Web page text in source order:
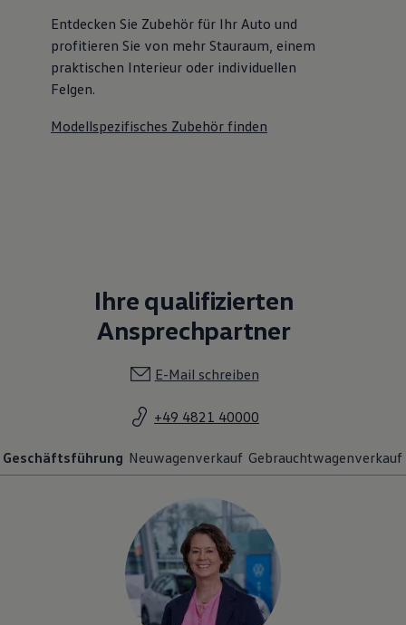
Entdecken Sie Zubehör für Ihr Auto und
profitieren Sie von mehr Stauraum, einem
praktischen Interieur oder individuellen
Felgen.
Modellspezifisches Zubehör finden
Ihre qualifizierten
Ansprechpartner
E-Mail schreiben
+49 4821 40000
Geschäftsführung Neuwagenverkauf Gebrauchtwagenverkauf